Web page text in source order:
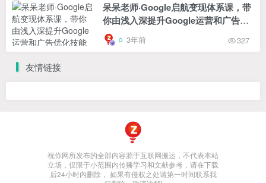
呆呆老师·Google启航变现体系课，带
你由浅入深提升Google运营和广告优
化技能 3年前 327
友情链接
祝你网所发布的全部内容源于互联网搬运，不代表本站
立场，仅限于小范围内传播学习和文献参考，请在下载
后24小时内删除， 如果有侵权之处请第一时间联系我